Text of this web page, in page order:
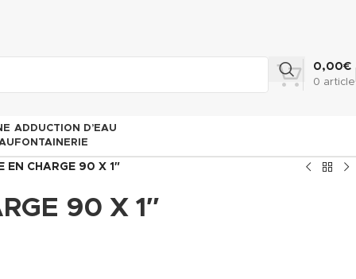
0 article
0,00€
ADDUCTION D’EAU
FONTAINERIE
EN CHARGE 90 X 1″
90 X 1″